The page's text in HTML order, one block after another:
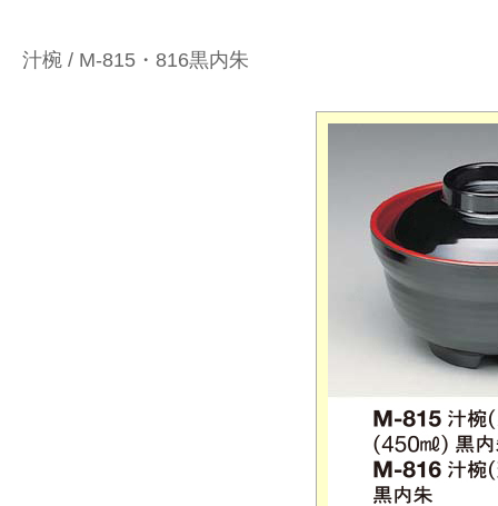
汁椀 / M-815・816黒内朱